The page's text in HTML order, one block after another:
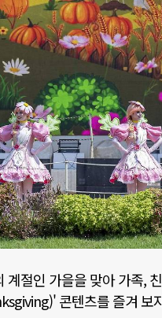
계절인 가을을 맞아 가족,
콘텐츠를 즐겨 보